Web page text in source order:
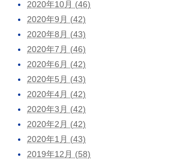
2020年10月 (46)
2020年9月 (42)
2020年8月 (43)
2020年7月 (46)
2020年6月 (42)
2020年5月 (43)
2020年4月 (42)
2020年3月 (42)
2020年2月 (42)
2020年1月 (43)
2019年12月 (58)